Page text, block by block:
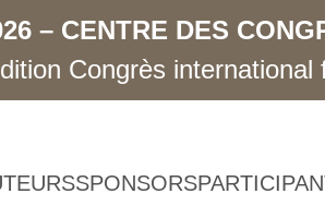
– CENTRE DES
Congrès international
SPONSORS